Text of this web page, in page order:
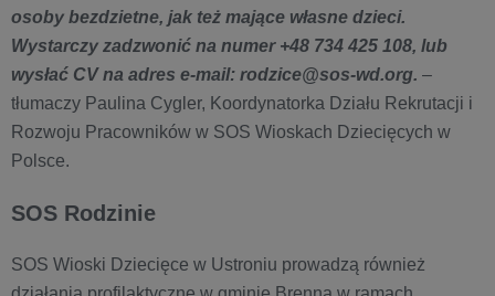
osoby bezdzietne, jak też mające własne dzieci.
Wystarczy zadzwonić na numer +48 734 425 108, lub
wysłać CV na adres e-mail: rodzice@sos-wd.org. –
tłumaczy Paulina Cygler, Koordynatorka Działu Rekrutacji i
Rozwoju Pracowników w SOS Wioskach Dziecięcych w
Polsce.
SOS Rodzinie
SOS Wioski Dziecięce w Ustroniu prowadzą również